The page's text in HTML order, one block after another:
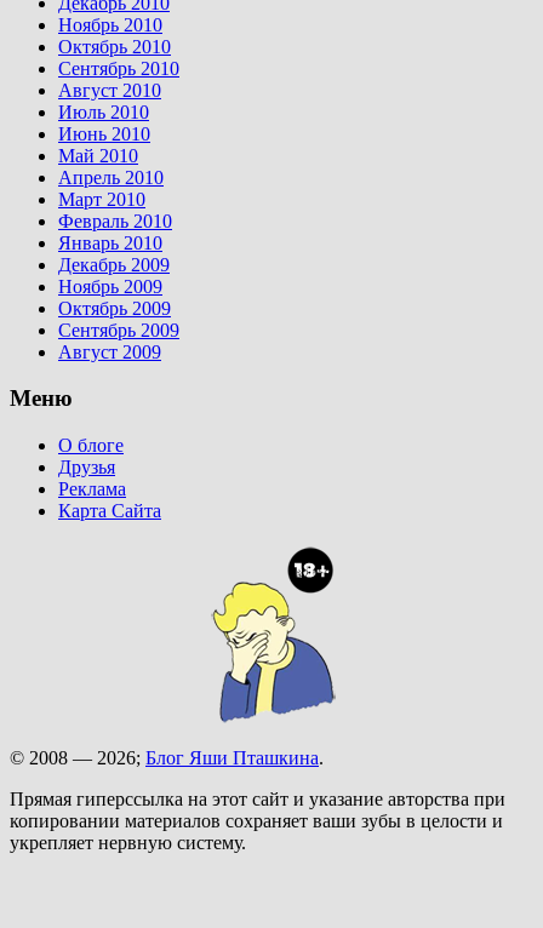
Ноябрь 2010
Октябрь 2010
Сентябрь 2010
Август 2010
Июль 2010
Июнь 2010
Май 2010
Апрель 2010
Март 2010
Февраль 2010
Январь 2010
Декабрь 2009
Ноябрь 2009
Октябрь 2009
Сентябрь 2009
Август 2009
Меню
О блоге
Друзья
Реклама
Карта Сайта
© 2008 — 2026; Блог Яши Пташкина.
Прямая гиперссылка на этот сайт и указание авторства при
копировании материалов сохраняет ваши зубы в целости и
укрепляет нервную систему.